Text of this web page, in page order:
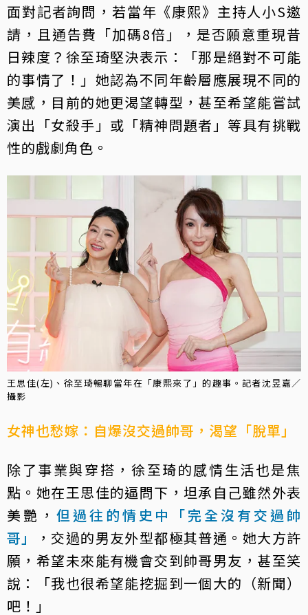
面對記者詢問，若當年《康熙》主持人小S邀
請，且通告費「加碼8倍」，是否願意重現昔
日辣度？徐至琦堅決表示：「那是絕對不可能
的事情了！」她認為不同年齡層應展現不同的
美感，目前的她更渴望轉型，甚至希望能嘗試
演出「女殺手」或「精神問題者」等具有挑戰
性的戲劇角色。
王思佳(左)、徐至琦暢聊當年在「康熙來了」的趣事。記者沈昱嘉／
攝影
女神也愁嫁：自爆沒交過帥哥，渴望「脫單」
除了事業與穿搭，徐至琦的感情生活也是焦
點。她在王思佳的逼問下，坦承自己雖然外表
美艷， 但過往的情史中「完全沒有交過帥
哥」
，交過的男友外型都極其普通。她大方許
願，希望未來能有機會交到帥哥男友，甚至笑
說：「我也很希望能挖掘到一個大的（新聞）
吧！」